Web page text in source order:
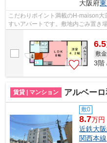
大阪府
こだわりポイント満載のH-maison
すいアパートです。敷地内ごみ置き
6.5
敷金
3階
賃貸 | マンション アルベー
敷0
8.7万円
近鉄大
関西本線